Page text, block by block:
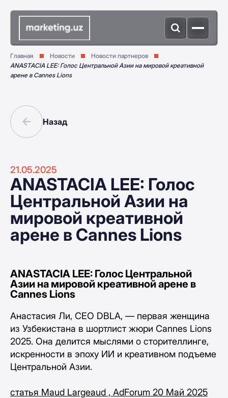
Главная Новости
Новости партнеров
ANASTACIA LEE: Голос Центральной Азии на мировой креативной
арене в Cannes Lions
Назад
21.05.2025
ANASTACIA LEE: Голос
Центральной Азии на
мировой креативной
арене в Cannes Lions
ANASTACIA LEE: Голос Центральной
Азии на мировой креативной арене в
Cannes Lions
Анастасия Ли, CEO DBLA, — первая женщина
из Узбекистана в шортлист жюри Cannes Lions
2025. Она делится мыслями о сторителлинге,
искренности в эпоху ИИ и креативном подъеме
Центральной Азии.
статья Maud Largeaud , AdForum 20 Май 2025